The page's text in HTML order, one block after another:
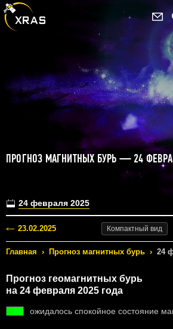
ПРОГНОЗ МАГНИТНЫХ БУРЬ — 24
24 февраля 2025
23.02.2025 Компактный вид
Главная › Прогноз магнитных бурь › 24
Прогноз геомагнитных бурь
на 24 февраля 2025 года
ожидалось спокойное состояние